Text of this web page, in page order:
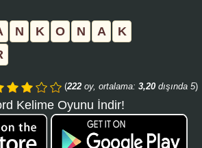
N K O N A
K
(222 oy, ortalama: 3,20 dışında 5)
Kelime Oyunu İndir!